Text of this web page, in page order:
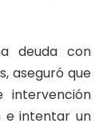
deuda con
aseguró que
intervención
e intentar un